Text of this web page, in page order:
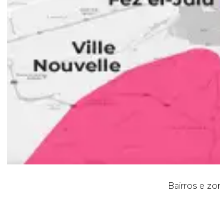
Bairros e